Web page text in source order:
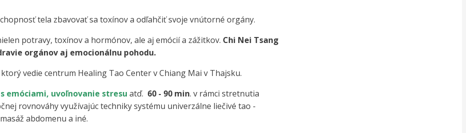
tela zbavovať sa toxínov a odľahčiť svoje vnútorné orgány.
potravy, toxínov a hormónov, ale aj emócií a zážitkov. Chi Nei Tsang
orgánov aj emocionálnu pohodu.
vedie centrum Healing Tao Center v Chiang Mai v Thajsku.
emóciami, uvoľnovanie stresu atď. 60 - 90 min. v rámci stretnutia
rovnováhy využívajúc techniky systému univerzálne liečivé tao -
abdomenu a iné.